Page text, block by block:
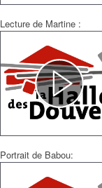
Lecture de Martine :
Portrait de Babou: